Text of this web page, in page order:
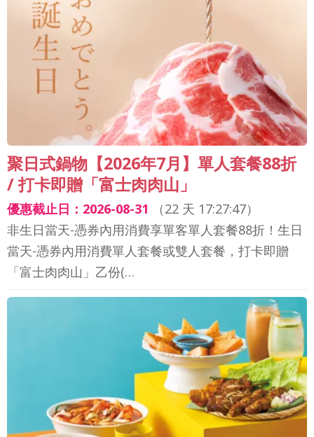
聚日式鍋物【2026年7月】單人套餐88折
/ 打卡即贈「富士肉肉山」
優惠截止日：2026-08-31 （22 天 17:27:44）
非生日當天-憑券內用消費享單客單人套餐88折！生日
當天-憑券內用消費單人套餐或雙人套餐，打卡即贈
「富士肉肉山」乙份(…